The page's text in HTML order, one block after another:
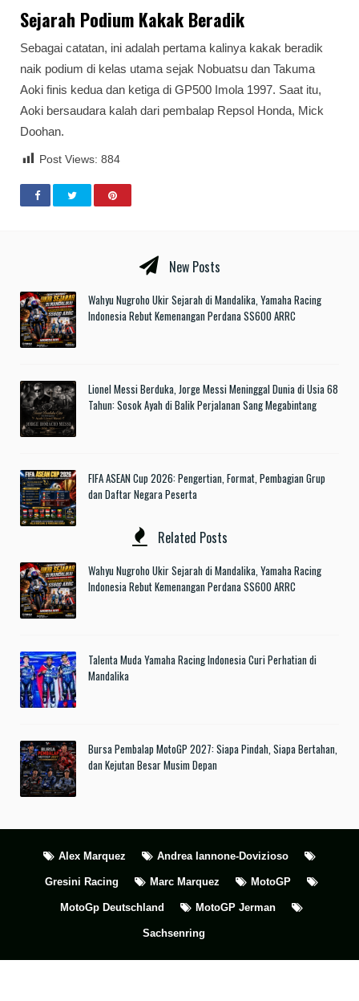
Sejarah Podium Kakak Beradik
Sebagai catatan, ini adalah pertama kalinya kakak beradik
naik podium di kelas utama sejak Nobuatsu dan Takuma
Aoki finis kedua dan ketiga di GP500 Imola 1997. Saat itu,
Aoki bersaudara kalah dari pembalap Repsol Honda, Mick
Doohan.
Post Views: 884
New Posts
Wahyu Nugroho Ukir Sejarah di Mandalika, Yamaha Racing
Indonesia Rebut Kemenangan Perdana SS600 ARRC
Lionel Messi Berduka, Jorge Messi Meninggal Dunia di Usia 68
Tahun: Sosok Ayah di Balik Perjalanan Sang Megabintang
FIFA ASEAN Cup 2026: Pengertian, Format, Pembagian Grup
dan Daftar Negara Peserta
Related Posts
Wahyu Nugroho Ukir Sejarah di Mandalika, Yamaha Racing
Indonesia Rebut Kemenangan Perdana SS600 ARRC
Talenta Muda Yamaha Racing Indonesia Curi Perhatian di
Mandalika
Bursa Pembalap MotoGP 2027: Siapa Pindah, Siapa Bertahan,
dan Kejutan Besar Musim Depan
Alex Marquez Andrea Iannone-Dovizioso
Gresini Racing Marc Marquez MotoGP
MotoGp Deutschland MotoGP Jerman
Sachsenring